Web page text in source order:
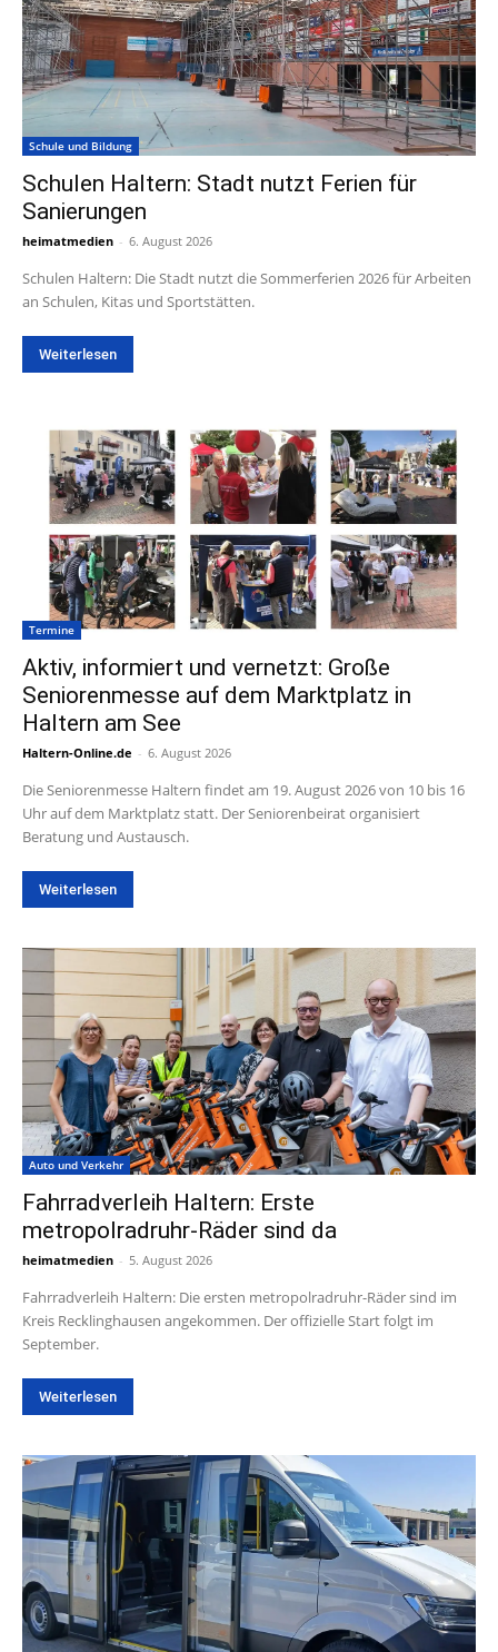
Schule und Bildung
Schulen Haltern: Stadt nutzt Ferien für
Sanierungen
heimatmedien - 6. August 2026
Schulen Haltern: Die Stadt nutzt die Sommerferien 2026 für Arbeiten
an Schulen, Kitas und Sportstätten.
Weiterlesen
Termine
Aktiv, informiert und vernetzt: Große
Seniorenmesse auf dem Marktplatz in
Haltern am See
Haltern-Online.de - 6. August 2026
Die Seniorenmesse Haltern findet am 19. August 2026 von 10 bis 16
Uhr auf dem Marktplatz statt. Der Seniorenbeirat organisiert
Beratung und Austausch.
Weiterlesen
Auto und Verkehr
Fahrradverleih Haltern: Erste
metropolradruhr-Räder sind da
heimatmedien - 5. August 2026
Fahrradverleih Haltern: Die ersten metropolradruhr-Räder sind im
Kreis Recklinghausen angekommen. Der offizielle Start folgt im
September.
Weiterlesen